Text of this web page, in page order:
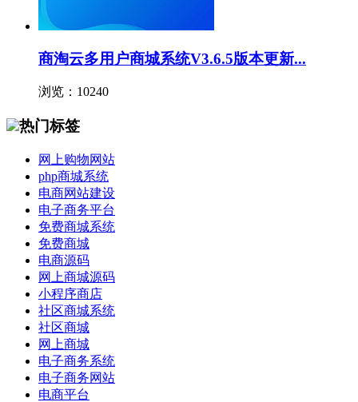
商淘云多用户商城系统V3.6.5版本更新...
浏览：10240
热门标签
网上购物网站
php商城系统
电商网站建设
电子商务平台
免费商城系统
免费商城
电商源码
网上商城源码
小程序商店
社区商城系统
社区商城
网上商城
电子商务系统
电子商务网站
电商平台